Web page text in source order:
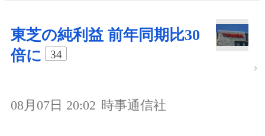
東芝の純利益 前年同期比30
倍に
34
08月07日 20:02 時事通信社